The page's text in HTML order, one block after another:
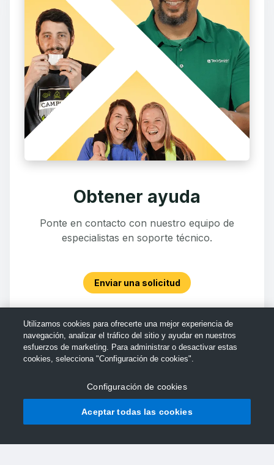
Obtener ayuda
Ponte en contacto con nuestro equipo de
especialistas en soporte técnico.
Enviar una solicitud
Utilizamos cookies para ofrecerte una mejor experiencia de
navegación, analizar el tráfico del sitio y ayudar en nuestros
esfuerzos de marketing. Para administrar o desactivar estas
cookies, selecciona "Configuración de cookies".
Configuración de cookies
Aceptar todas las cookies